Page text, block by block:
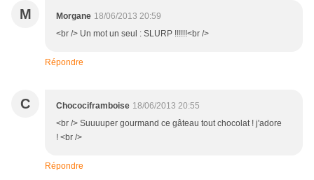
M Morgane 18/06/2013 20:59
<br /> Un mot un seul : SLURP !!!!!!<br />
Répondre
C Chocociframboise 18/06/2013 20:55
<br /> Suuuuper gourmand ce gâteau tout chocolat ! j'adore
! <br />
Répondre